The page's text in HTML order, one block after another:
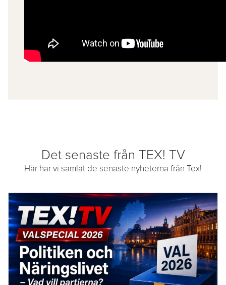
Det senaste från TEX! TV
Här har vi samlat de senaste nyheterna från Tex!